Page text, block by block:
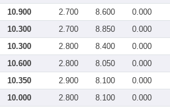
10.900 2.700 8.600 0.000
10.300 2.700 8.850 0.000
10.300 2.800 8.400 0.000
10.600 2.800 8.050 0.000
10.350 2.900 8.100 0.000
10.000 2.800 8.100 0.000